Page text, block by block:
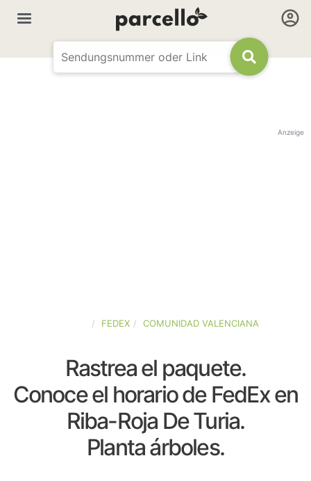
Anzeige
FEDEX COMUNIDAD VALENCIANA
Rastrea el paquete.
Conoce el horario de FedEx en
Riba-Roja De Turia.
Planta árboles.